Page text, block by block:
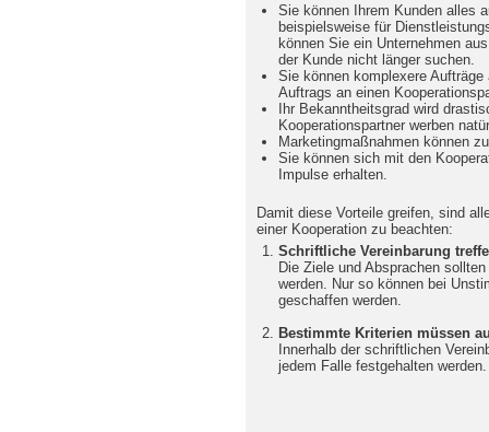
Sie können Ihrem Kunden alles
beispielsweise für
können Sie ein Unternehmen
der Kunde nicht länger suchen.
Sie können komplexere
Auftrags an einen
Ihr Bekanntheitsgrad wird
Kooperationspartner werben
Marketingmaßnahmen können
Sie können sich mit den
Impulse erhalten.
Damit diese Vorteile greifen, sind
einer Kooperation zu beachten:
Schriftliche Vereinbarung
Die Ziele und Absprachen
werden. Nur so können bei
geschaffen werden.
Bestimmte Kriterien müssen
Innerhalb der schriftlichen
jedem Falle festgehalten werden.